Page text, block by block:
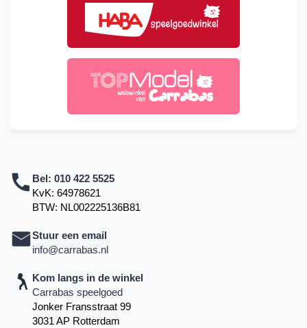
Bel: 010 422 5525
KvK: 64978621
BTW: NL002225136B81
Stuur een email
info@carrabas.nl
Kom langs in de winkel
Carrabas speelgoed
Jonker Fransstraat 99
3031 AP Rotterdam